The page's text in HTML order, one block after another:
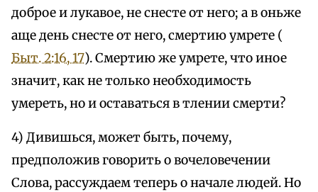
доброе и лукавое, не снесте от него; а в оньже
аще день снесте от него, смертию умрете (
Быт. 2:16, 17). Смертию же умрете, что иное
значит, как не только необходимость
умереть, но и оставаться в тлении смерти?
4) Дивишься, может быть, почему,
предположив говорить о вочеловечении
Слова, рассуждаем теперь о начале людей. Но